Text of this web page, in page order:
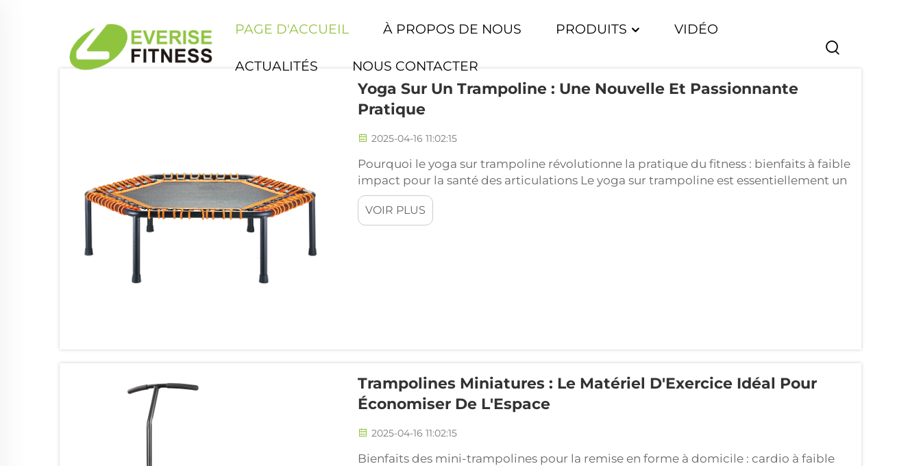
PAGE D'ACCUEIL À PROPOS DE NOUS PRODUITS VIDÉO
ACTUALITÉS NOUS CONTACTER
Yoga Sur Un Trampoline : Une Nouvelle Et Passionnante
Pratique
2025-04-16 11:02:15
Pourquoi le yoga sur trampoline révolutionne la pratique du fitness : bienfaits à faible
impact pour la santé des articulations Le yoga sur trampoline est essentiellement un
exercice qui n'entraîne pas de fortes contraintes sur le corps, notamment grâce à la
surface élastique qui réduit la pression sur les articulations douloureuses. ...
VOIR PLUS
Trampolines Miniatures : Le Matériel D'Exercice Idéal Pour
Économiser De L'Espace
2025-04-16 11:02:15
Bienfaits des mini-trampolines pour la remise en forme à domicile : cardio à faible